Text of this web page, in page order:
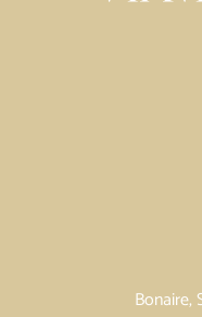
Bonaire,